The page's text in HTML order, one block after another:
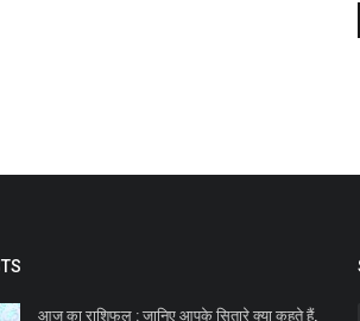
आज का राशिफल : जानिए आपके सितारे क्या कहते हैं,